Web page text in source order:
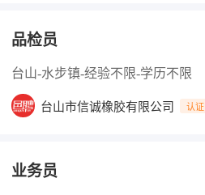
品检员
台山-水步镇-经验不限-学历不限
台山市信诚橡胶有限公司 认证
业务员